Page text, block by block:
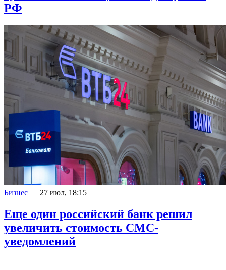
РФ
Бизнес 27 июл, 18:15
Еще один российский банк решил
увеличить стоимость СМС-
уведомлений